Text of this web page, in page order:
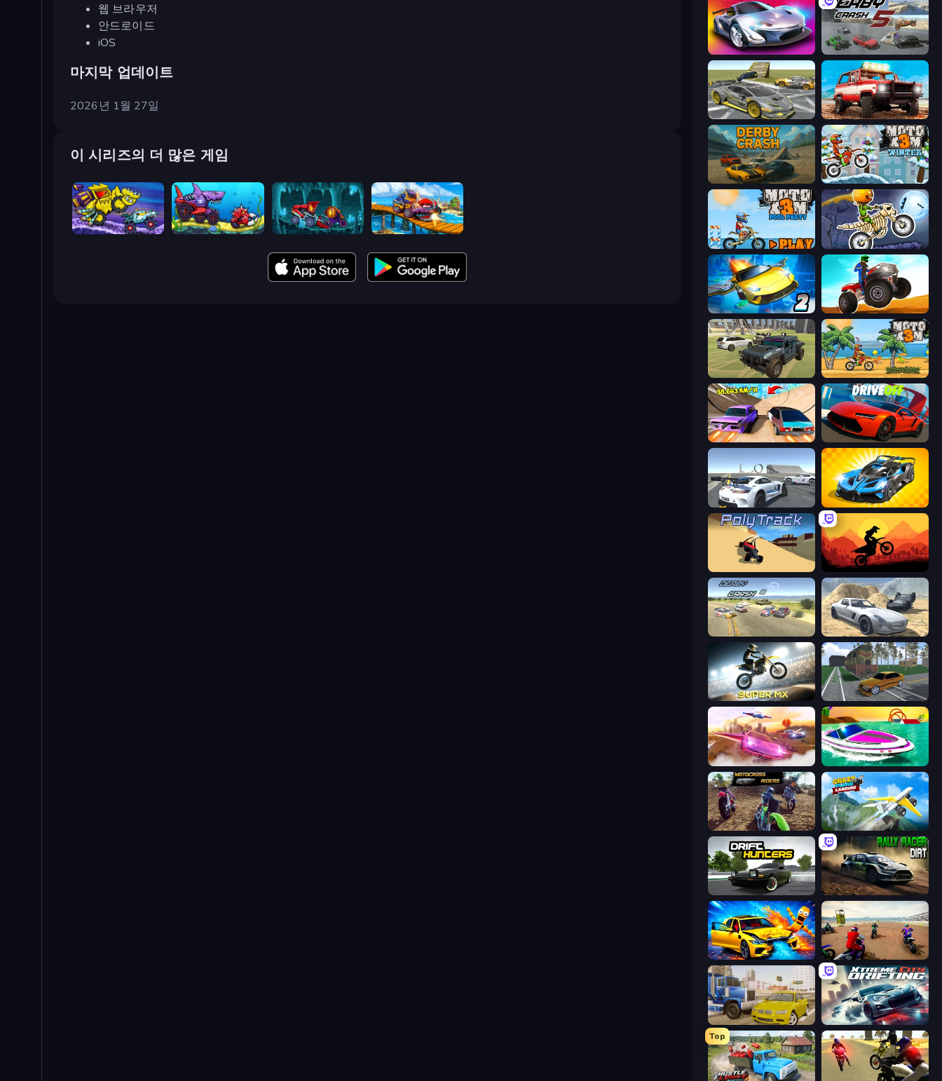
웹 브라우저
안드로이드
iOS
마지막 업데이트
2026년 1월 27일
이 시리즈의 더 많은 게임
Car Eats Car: Arctic Adventure Car Eats Car: Underwater Adventure Car Eats Car: Dungeon Adventure Car Eats Car: Sea Adventure
Grand Cyber City Derby Crash 5
Wrong Way Offroad Masters Challenge
Derby Crash Moto X3M 4 Winter
Moto X3M 5: Pool Party Moto X3M 6: Spooky Land
Ultimate Flying Car 2 ATV Ultimate Offroad
4x4 Offroader Moto X3M
Turbo Cars: Pipe Stunts DriveOff
GT Cars Mega Ramps
Sunset Bike Racing
Derby Crash 3 Derby Crash 2
Super MX - Last Season Obby: Car Crash Sandbox
Ultimate Flying Car Jet Boat Racing
MotoCross Riders Crazy Plane Landing
Drift Hunters Rally Racer Dirt
BMG: Ragdoll Playground Super MX - The Champion
Crazy Car Stunts Xtreme City Drifting
Top